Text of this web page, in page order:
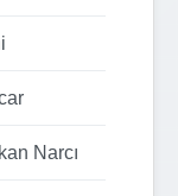
Narcı